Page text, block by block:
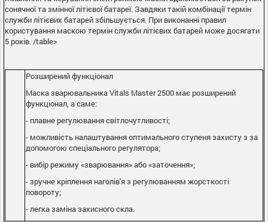
сонячної та змінної літієвої батареї. Завдяки такій комбінації термін
служби літієвих батарей збільшується. При виконанні правил
користування маскою термін служби літієвих батарей може досягати
5 років. /table>
Розширений функціонал
Маска зварювальника Vitals Master 2500 має розширений
функціонал, а саме:
- плавне регулювання світлочутливості;
- можливість налаштування оптимального ступеня захисту з за
допомогою спеціального регулятора;
- вибір режиму «зварювання» або «заточення»;
- зручне кріплення наголів'я з регулюванням жорсткості
повороту;
- легка заміна захисного скла.